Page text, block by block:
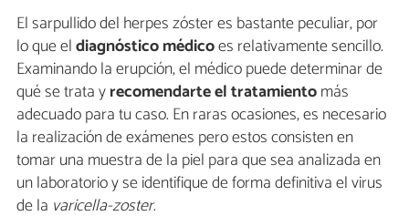
El sarpullido del herpes zóster es bastante peculiar, por
lo que eldiagnóstico médicoes relativamente sencillo.
Examinando la erupción, el médico puede determinar de
qué se trata yrecomendarte el tratamientomás
adecuado para tu caso. En raras ocasiones, es necesario
la realización de exámenes pero estos consisten en
tomar una muestra de la piel para que sea analizada en
un laboratorio y se identifique de forma definitiva el virus
de la varicella-zoster.